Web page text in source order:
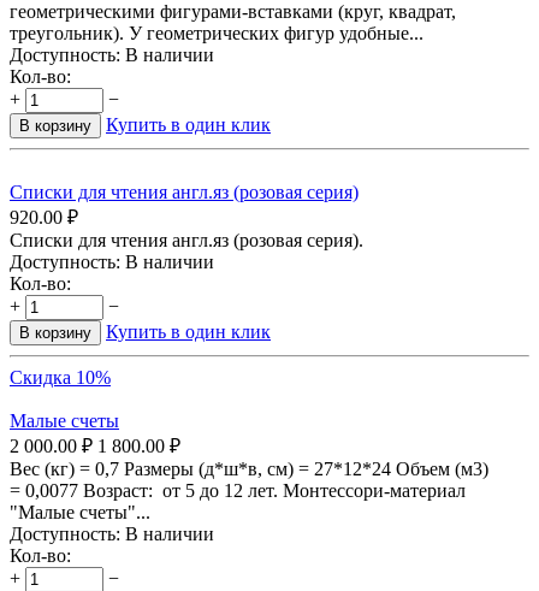
геометрическими фигурами-вставками (круг, квадрат,
треугольник). У геометрических фигур удобные...
Доступность: В наличии
Кол-во:
+
−
В корзину Купить в один клик
Списки для чтения англ.яз (розовая серия)
920.00 ₽
Списки для чтения англ.яз (розовая серия).
Доступность: В наличии
Кол-во:
+
−
В корзину Купить в один клик
Скидка 10%
Малые счеты
2 000.00 ₽ 1 800.00 ₽
Вес (кг) = 0,7 Размеры (д*ш*в, см) = 27*12*24 Объем (м3)
= 0,0077 Возраст: от 5 до 12 лет. Монтессори-материал
"Малые счеты"...
Доступность: В наличии
Кол-во:
+
−